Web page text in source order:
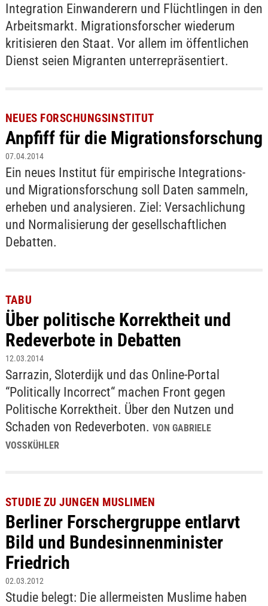
Integration Einwanderern und Flüchtlingen in den
Arbeitsmarkt. Migrationsforscher wiederum
kritisieren den Staat. Vor allem im öffentlichen
Dienst seien Migranten unterrepräsentiert.
NEUES FORSCHUNGSINSTITUT
Anpfiff für die Migrationsforschung
07.04.2014
Ein neues Institut für empirische Integrations-
und Migrationsforschung soll Daten sammeln,
erheben und analysieren. Ziel: Versachlichung
und Normalisierung der gesellschaftlichen
Debatten.
TABU
Über politische Korrektheit und
Redeverbote in Debatten
12.03.2014
Sarrazin, Sloterdijk und das Online-Portal
“Politically Incorrect“ machen Front gegen
Politische Korrektheit. Über den Nutzen und
Schaden von Redeverboten. VON GABRIELE
VOSSKÜHLER
STUDIE ZU JUNGEN MUSLIMEN
Berliner Forschergruppe entlarvt
Bild und Bundesinnenminister
Friedrich
02.03.2012
Studie belegt: Die allermeisten Muslime haben